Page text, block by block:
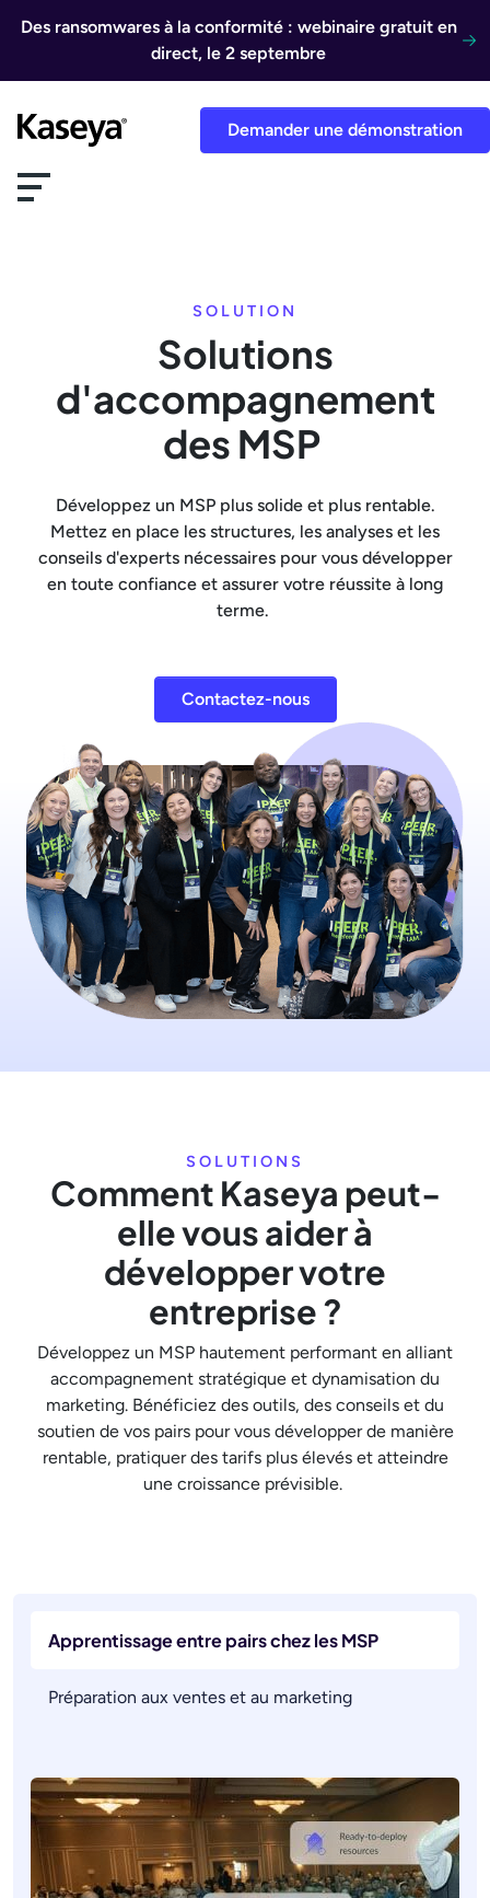
Des ransomwares à la conformité : webinaire gratuit en
direct, le 2 septembre
Demander une démonstration
SOLUTION
Solutions
d'accompagnement
des MSP
Développez un MSP plus solide et plus rentable.
Mettez en place les structures, les analyses et les
conseils d'experts nécessaires pour vous développer
en toute confiance et assurer votre réussite à long
terme.
Contactez-nous
SOLUTIONS
Comment Kaseya peut-
elle vous aider à
développer votre
entreprise ?
Développez un MSP hautement performant en alliant
accompagnement stratégique et dynamisation du
marketing. Bénéficiez des outils, des conseils et du
soutien de vos pairs pour vous développer de manière
rentable, pratiquer des tarifs plus élevés et atteindre
une croissance prévisible.
Apprentissage entre pairs chez les MSP
Préparation aux ventes et au marketing